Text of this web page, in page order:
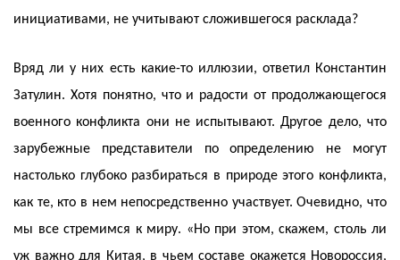
инициативами, не учитывают сложившегося расклада?
Вряд ли у них есть какие-то иллюзии, ответил Константин
Затулин. Хотя понятно, что и радости от продолжающегося
военного конфликта они не испытывают. Другое дело, что
зарубежные представители по определению не могут
настолько глубоко разбираться в природе этого конфликта,
как те, кто в нем непосредственно участвует. Очевидно, что
мы все стремимся к миру. «Но при этом, скажем, столь ли
уж важно для Китая, в чьем составе окажется Новороссия,